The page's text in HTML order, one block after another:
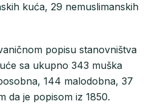
kuća, 29 nemuslimanskih
popisu stanovništva
sa ukupno 343 muška
144 malodobna, 37
da je popisom iz 1850.